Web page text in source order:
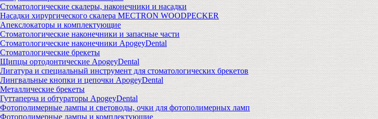
Стоматологические скалеры, наконечники и насадки
Насадки хирургического скалера MECTRON WOODPECKER
Апекслокаторы и комплектующие
Стоматологические наконечники и запасные части
Стоматологические наконечники ApogeyDental
Стоматологические брекеты
Щипцы ортодонтические ApogeyDental
Лигатура и специальный инструмент для стоматологических брекетов
Лингвальные кнопки и цепочки ApogeyDental
Металлические брекеты
Гуттаперча и обтураторы ApogeyDental
Фотополимерные лампы и световоды, очки для фотополимерных ламп
Фотополимерные лампы и комплектующие